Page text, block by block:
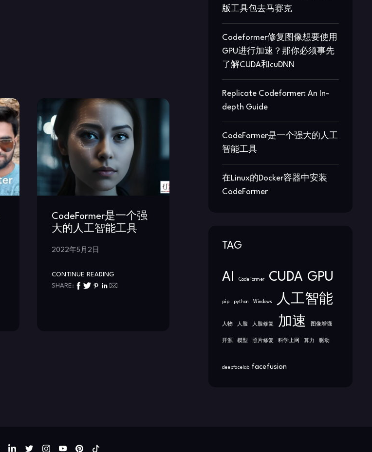
CodeFormer是一个强
大的人工智能工具
2022年5月2日
CONTINUE READING
SHARE:
版工具包去马赛克
Codeformer修复图像想要使用
GPU进行加速？那你必须事先
了解CUDA和cuDNN
Replicate Codeformer: An In-
depth Guide
CodeFormer是一个强大的人工
智能工具
在Linux的Docker容器中安装
CodeFormer
TAG
AI CodeFormer CUDA GPU
pip python Windows 人工智能
人物 人脸 人脸修复 加速 图像增强
开源 模型 照片修复 科学上网 算力 驱动
deepfacelab facefusion